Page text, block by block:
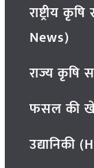
राष्ट्रीय
News)
राज्य कृषि
फसल की